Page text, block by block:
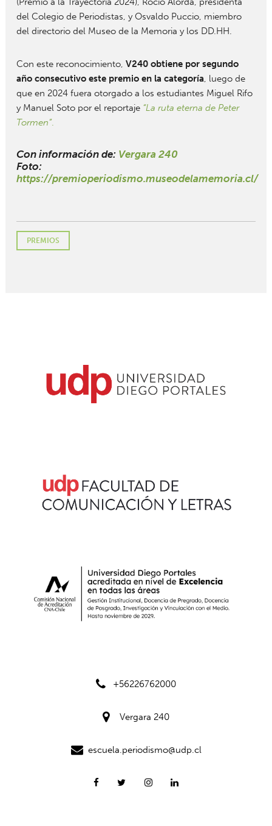
del Colegio de Periodistas, y Osvaldo Puccio, miembro
del directorio del Museo de la Memoria y los DD.HH.
Con este reconocimiento, V240 obtiene por segundo
año consecutivo este premio en la categoría, luego de
que en 2024 fuera otorgado a los estudiantes Miguel Rifo
y Manuel Soto por el reportaje “La ruta eterna de Peter
Tormen”.
Con información de: Vergara 240
Foto:
https://premioperiodismo.museodelamemoria.cl/
PREMIOS
+56226762000
Vergara 240
escuela.periodismo@udp.cl